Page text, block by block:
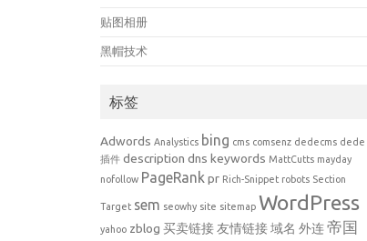
贴图相册
黑帽技术
标签
Adwords Analystics bing cms comsenz dedecms dede
插件 description dns keywords MattCutts mayday
nofollow PageRank pr Rich-Snippet robots Section
Target sem seowhy site sitemap WordPress
yahoo zblog 买卖链接 友情链接 域名 外连 帝国